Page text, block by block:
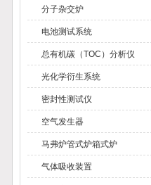
分子杂交炉
电池测试系统
总有机碳（TOC）分析仪
光化学衍生系统
密封性测试仪
空气发生器
马弗炉管式炉箱式炉
气体吸收装置